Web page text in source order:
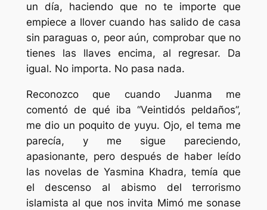
un día, haciendo que no te importe que
empiece a llover cuando has salido de casa
sin paraguas o, peor aún, comprobar que no
tienes las llaves encima, al regresar. Da
igual. No importa. No pasa nada.
Reconozco que cuando Juanma me
comentó de qué iba “Veintidós peldaños”,
me dio un poquito de yuyu. Ojo, el tema me
parecía, y me sigue pareciendo,
apasionante, pero después de haber leído
las novelas de Yasmina Khadra, temía que
el descenso al abismo del terrorismo
islamista al que nos invita Mimó me sonase